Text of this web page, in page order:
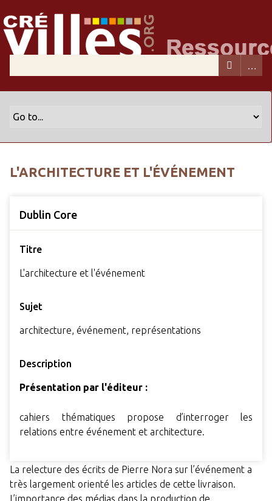
L'ARCHITECTURE ET L'ÉVÉNEMENT
Dublin Core
Titre
L'architecture et l'événement
Sujet
architecture, événement, représentations
Description
Présentation par l'éditeur :
cahiers thématiques propose d’interroger les
relations entre événement et architecture.
La relecture des écrits de Pierre Nora sur l’événement a
très largement orienté les articles de cette livraison.
L’importance des médias dans la production de